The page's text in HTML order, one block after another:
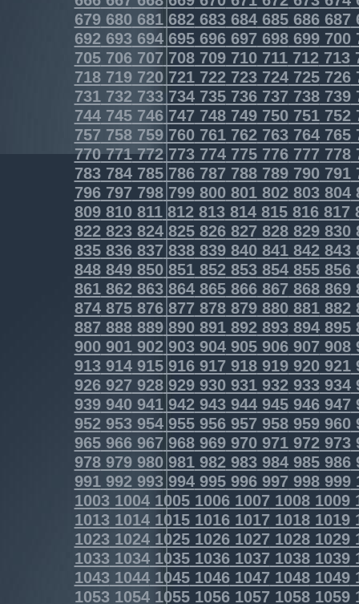
679680 681682683684685686687
692693694695696697698699700
705706707708709710711712713
718719720721722723724725726
731732733734735736737738739
744745746747748749750751752
757 758759760761762763764765
770771772773774775776777778
783784785786787788789790791
796797798799800801802803804
809810811812813814815816817
822823824825826827828829830
835836837838839840841842843
848849850851852853854855856
861862863864865866867868869
874875876877878879880881882
887888889890891892893894895
900901902903904905906907908
913914915916917918919920921
926927928929930931932933934
939940941942943944945946947
952953954955956957958959960
965966967968969970971972973
978979980981982983984985986
991992993994995996997998999
1003100410051006100710081009
1013101410151016101710181019
1023102410251026102710281029
1033103410351036103710381039
1043104410451046104710481049
1053105410551056105710581059